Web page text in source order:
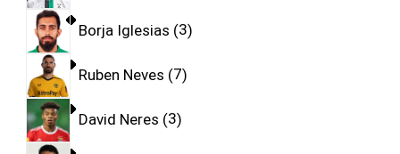
Borja Iglesias 3
Ruben Neves 7
David Neres 3